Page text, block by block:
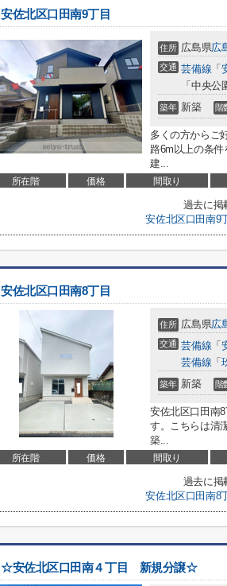
安佐北区口田南9丁目
住所 広島県広
交通 芸備線 「
「中央
築年 新築 階
多くの方からご
路6m以上の条
建...
所在階 価格 間取り
過去に掲
安佐北区口田南9
安佐北区口田南8丁目
住所 広島県広
交通 芸備線 「
芸備線 「
築年 新築 階
安佐北区口田南
す。こちらは清
築...
所在階 価格 間取り
過去に掲
安佐北区口田南8
☆安佐北区口田南４丁目 新規分譲☆